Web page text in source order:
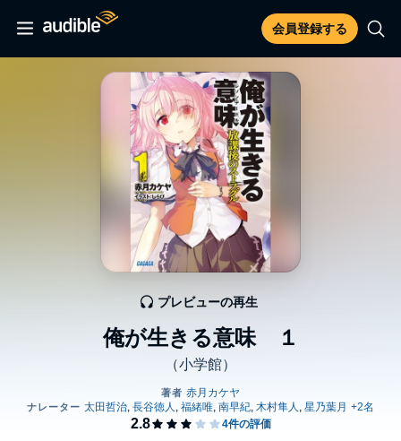
会員登録する
俺が生きる意味 １
（小学館）
プレビューの再生